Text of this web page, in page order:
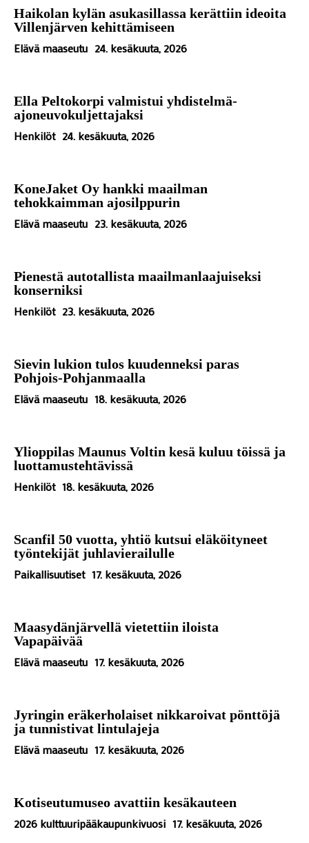
Haikolan kylän asukasillassa kerättiin ideoita
Villenjärven kehittämiseen
Elävä maaseutu 24. kesäkuuta, 2026
Ella Peltokorpi valmistui yhdistelmä-
ajoneuvokuljettajaksi
Henkilöt 24. kesäkuuta, 2026
KoneJaket Oy hankki maailman
tehokkaimman ajosilppurin
Elävä maaseutu 23. kesäkuuta, 2026
Pienestä autotallista maailmanlaajuiseksi
konserniksi
Henkilöt 23. kesäkuuta, 2026
Sievin lukion tulos kuudenneksi paras
Pohjois-Pohjanmaalla
Elävä maaseutu 18. kesäkuuta, 2026
Ylioppilas Maunus Voltin kesä kuluu töissä ja
luottamustehtävissä
Henkilöt 18. kesäkuuta, 2026
Scanfil 50 vuotta, yhtiö kutsui eläköityneet
työntekijät juhlavierailulle
Paikallisuutiset 17. kesäkuuta, 2026
Maasydänjärvellä vietettiin iloista
Vapapäivää
Elävä maaseutu 17. kesäkuuta, 2026
Jyringin eräkerholaiset nikkaroivat pönttöjä
ja tunnistivat lintulajeja
Elävä maaseutu 17. kesäkuuta, 2026
Kotiseutumuseo avattiin kesäkauteen
2026 kulttuuripääkaupunkivuosi 17. kesäkuuta, 2026